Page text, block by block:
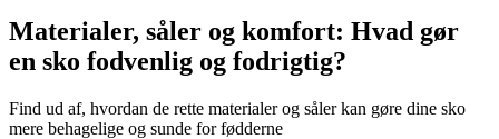
Materialer, såler og komfort: Hvad gør
en sko fodvenlig og fodrigtig?
Find ud af, hvordan de rette materialer og såler kan gøre dine sko
mere behagelige og sunde for fødderne